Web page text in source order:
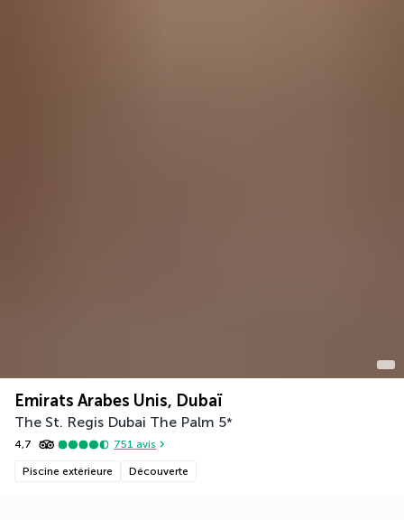
Emirats Arabes Unis, Dubaï
The St. Regis Dubai The Palm 5*
4,7 751 avis
Piscine extérieure Découverte